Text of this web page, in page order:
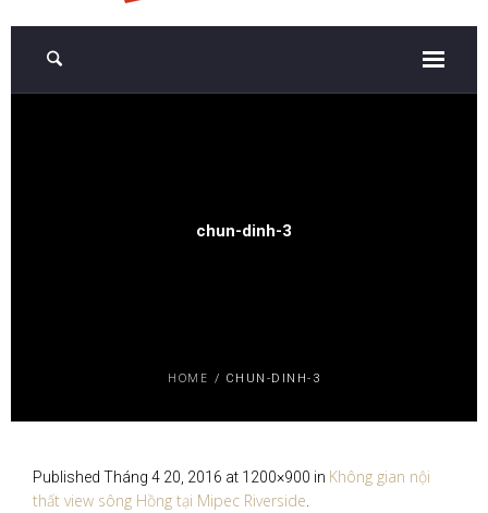
chun-dinh-3
HOME / CHUN-DINH-3
Published Tháng 4 20, 2016 at 1200×900 in Không gian nội
thất view sông Hồng tại Mipec Riverside.